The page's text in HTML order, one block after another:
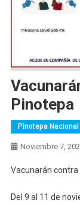
Pinotepa
Pinotepa Nacional
Noviembre 7,
Vacunarán contra
Del 9 al 11 de